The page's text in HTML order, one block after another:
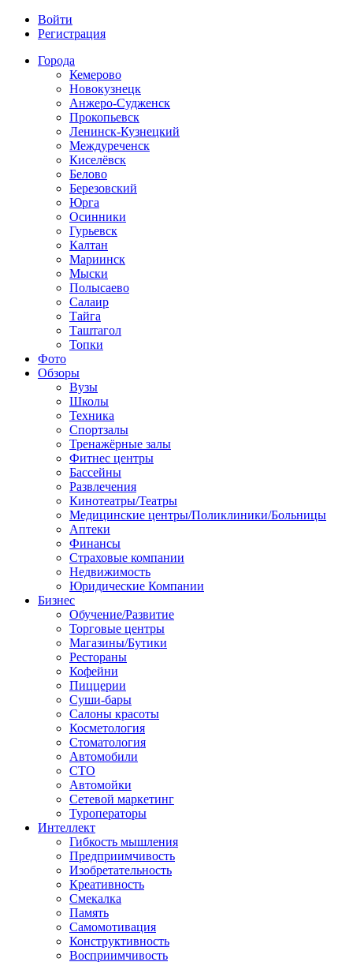
Войти
Регистрация
Города
Кемерово
Новокузнецк
Анжеро-Судженск
Прокопьевск
Ленинск-Кузнецкий
Междуреченск
Киселёвск
Белово
Березовский
Юрга
Осинники
Гурьевск
Калтан
Мариинск
Мыски
Полысаево
Салаир
Тайга
Таштагол
Топки
Фото
Обзоры
Вузы
Школы
Техника
Спортзалы
Тренажёрные залы
Фитнес центры
Бассейны
Развлечения
Кинотеатры/Театры
Медицинские центры/Поликлиники/Больницы
Аптеки
Финансы
Страховые компании
Недвижимость
Юридические Компании
Бизнес
Обучение/Развитие
Торговые центры
Магазины/Бутики
Рестораны
Кофейни
Пиццерии
Суши-бары
Салоны красоты
Косметология
Стоматология
Автомобили
СТО
Автомойки
Сетевой маркетинг
Туроператоры
Интеллект
Гибкость мышления
Предприимчивость
Изобретательность
Креативность
Смекалка
Память
Самомотивация
Конструктивность
Восприимчивость